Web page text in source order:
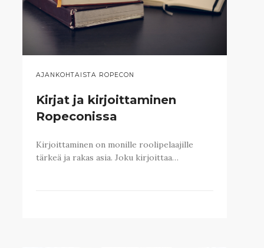
AJANKOHTAISTA ROPECON
Kirjat ja kirjoittaminen
Ropeconissa
Kirjoittaminen on monille roolipelaajille
tärkeä ja rakas asia. Joku kirjoittaa…